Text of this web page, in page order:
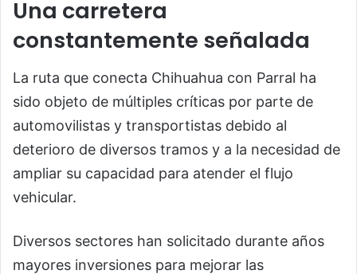
Una carretera
constantemente señalada
La ruta que conecta Chihuahua con Parral ha
sido objeto de múltiples críticas por parte de
automovilistas y transportistas debido al
deterioro de diversos tramos y a la necesidad de
ampliar su capacidad para atender el flujo
vehicular.
Diversos sectores han solicitado durante años
mayores inversiones para mejorar las